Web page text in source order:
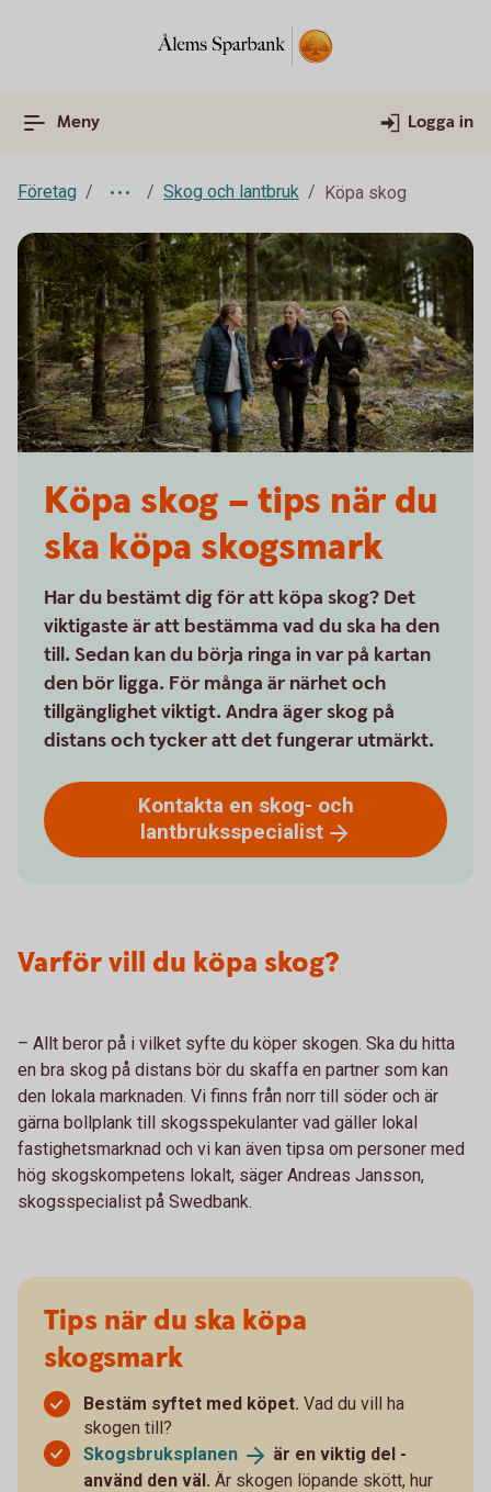
Meny Logga in
Företag Skog och lantbruk Köpa skog
Köpa skog – tips när du
ska köpa skogsmark
Har du bestämt dig för att köpa skog? Det
viktigaste är att bestämma vad du ska ha den
till. Sedan kan du börja ringa in var på kartan
den bör ligga. För många är närhet och
tillgänglighet viktigt. Andra äger skog på
distans och tycker att det fungerar utmärkt.
Kontakta en skog- och
lantbruksspecialist
Varför vill du köpa skog?
– Allt beror på i vilket syfte du köper skogen. Ska du hitta
en bra skog på distans bör du skaffa en partner som kan
den lokala marknaden. Vi finns från norr till söder och är
gärna bollplank till skogsspekulanter vad gäller lokal
fastighetsmarknad och vi kan även tipsa om personer med
hög skogskompetens lokalt, säger Andreas Jansson,
skogsspecialist på Swedbank.
Tips när du ska köpa
skogsmark
Bestäm syftet med köpet. Vad du vill ha
skogen till?
Skogsbruksplanen
är en viktig del -
använd den väl. Är skogen löpande skött, hur